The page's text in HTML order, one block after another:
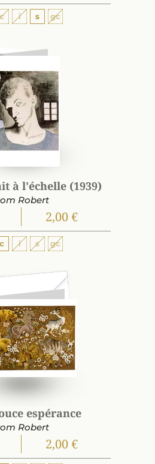
c i s gc
à l'échelle (1939)
Robert
2,00 €
c i s gc
espérance
Robert
2,00 €